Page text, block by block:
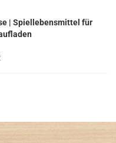
| Spiellebensmittel für